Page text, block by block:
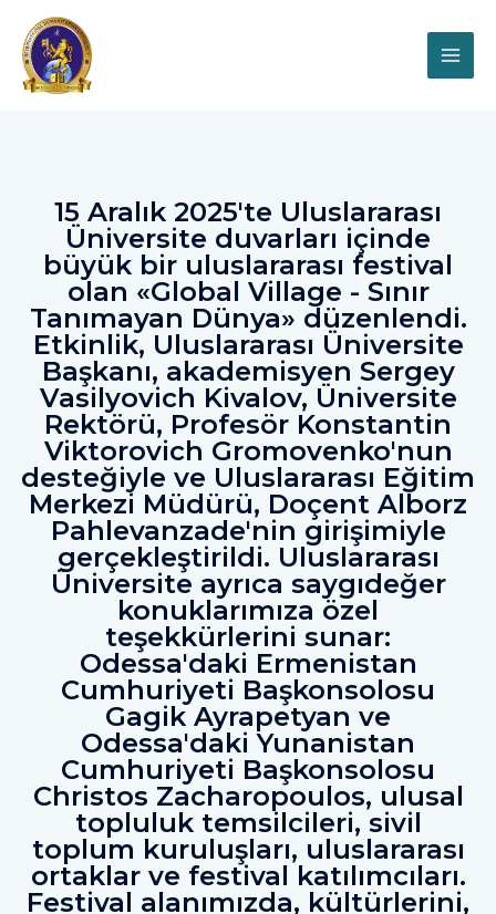
15 Aralık 2025'te Uluslararası
Üniversite duvarları içinde
büyük bir uluslararası festival
olan «Global Village - Sınır
Tanımayan Dünya» düzenlendi.
Etkinlik, Uluslararası Üniversite
Başkanı, akademisyen Sergey
Vasilyovich Kivalov, Üniversite
Rektörü, Profesör Konstantin
Viktorovich Gromovenko'nun
desteğiyle ve Uluslararası Eğitim
Merkezi Müdürü, Doçent Alborz
Pahlevanzade'nin girişimiyle
gerçekleştirildi. Uluslararası
Üniversite ayrıca saygıdeğer
konuklarımıza özel
teşekkürlerini sunar:
Odessa'daki Ermenistan
Cumhuriyeti Başkonsolosu
Gagik Ayrapetyan ve
Odessa'daki Yunanistan
Cumhuriyeti Başkonsolosu
Christos Zacharopoulos, ulusal
topluluk temsilcileri, sivil
toplum kuruluşları, uluslararası
ortaklar ve festival katılımcıları.
Festival alanımızda, kültürlerini,